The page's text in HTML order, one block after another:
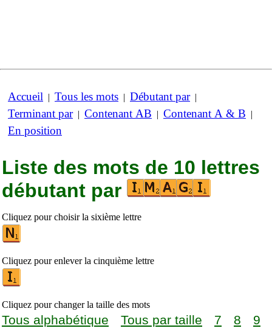
Accueil | Tous les mots | Débutant par|
Terminant par| Contenant AB | Contenant A & B |
En position
Liste des mots de 10 lettres
débutant par
Cliquez pour choisir la sixième lettre
Cliquez pour enlever la cinquième lettre
Cliquez pour changer la taille des mots
Tous alphabétique Tous par taille 7 8
9